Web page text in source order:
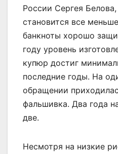
России Сергея
становится все
банкноты хорошо
году уровень
купюр достиг
последние годы. На
обращении
фальшивка. Два года
две.
Несмотря на низкие